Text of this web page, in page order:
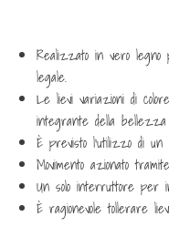
Realizzato in vero legno
legale.
Le lievi variazioni di
integrante della
È previsto l'utilizzo di un
Movimento azionato
Un solo interruttore per
È ragionevole tollerare